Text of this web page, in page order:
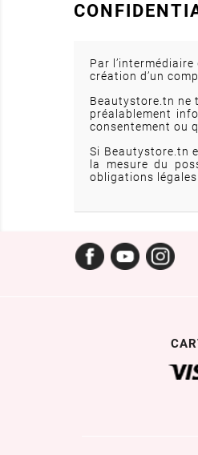
Par
création d’un
Beautystore.tn ne
préalablement
consentement ou
Si Beautystore.tn
la mesure du
obligations
FacebookYouTube